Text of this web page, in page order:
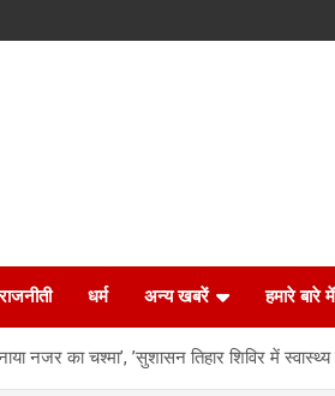
राजनीती धर्म अन्य खबरें हमारे बारे में
नजर का चश्मा’, ’सुशासन तिहार शिविर में स्वास्थ्य